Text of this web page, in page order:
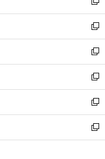
開
く
ウ
で
開
く
ィ
ン
ド
ウ
で
開
く
い
ウ
ィ
ン
ド
ウ
で
開
く
新
し
い
ウ
ィ
ン
ド
ウ
で
開
く
新
し
い
ウ
ィ
ン
ド
ウ
で
開
新
し
い
ウ
ィ
ン
ド
ウ
新
し
い
ウ
ィ
ン
新
し
い
ウ
新
し